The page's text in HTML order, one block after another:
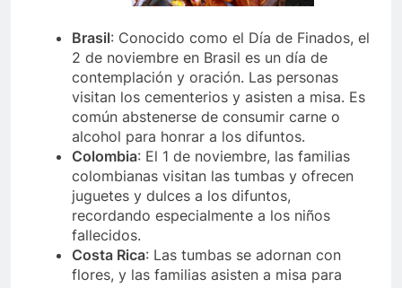
Brasil: Conocido como el Día de Finados, el
2 de noviembre en Brasil es un día de
contemplación y oración. Las personas
visitan los cementerios y asisten a misa. Es
común abstenerse de consumir carne o
alcohol para honrar a los difuntos.
Colombia: El 1 de noviembre, las familias
colombianas visitan las tumbas y ofrecen
juguetes y dulces a los difuntos,
recordando especialmente a los niños
fallecidos.
Costa Rica: Las tumbas se adornan con
flores, y las familias asisten a misa para